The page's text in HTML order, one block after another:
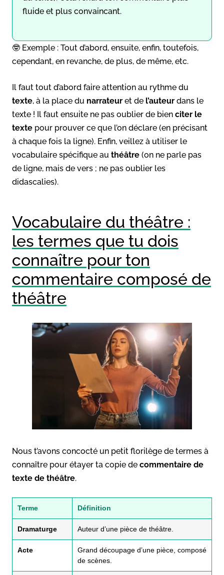
fluide et plus convaincant.
🤓 Exemple : Tout d’abord, ensuite, enfin, toutefois,
cependant, en revanche, de plus, de même, etc.
Il faut tout d’abord faire attention au rythme du
texte, à la place du narrateur et de l’auteur dans le
texte ! Il faut ensuite ne pas oublier de bien citer le
texte pour prouver ce que l’on déclare (en précisant
à chaque fois la ligne). Enfin, veillez à utiliser le
vocabulaire spécifique au théâtre (on ne parle pas
de ligne, mais de vers ; ne pas oublier les
didascalies).
Vocabulaire du théâtre :
les termes que tu dois
connaître pour ton
commentaire composé de
théâtre
Nous t’avons concocté un petit florilège de termes à
connaître pour étayer ta copie de commentaire de
texte de théâtre.
Terme Définition
Dramaturge Auteur d’une pièce de théâtre.
Acte
Grand découpage d’une pièce, composé
de scènes.